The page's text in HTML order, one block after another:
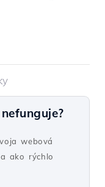
webová
ako rýchlo